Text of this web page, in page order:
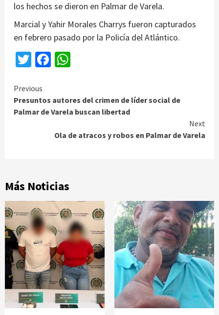
los hechos se dieron en Palmar de Varela.
Marcial y Yahir Morales Charrys fueron capturados
en febrero pasado por la Policía del Atlántico.
TwitterFacebook
Continue
Reading
Previous
Presuntos autores del crimen de líder social de
Palmar de Varela buscan libertad
Next
Ola de atracos y robos en Palmar de Varela
Más Noticias